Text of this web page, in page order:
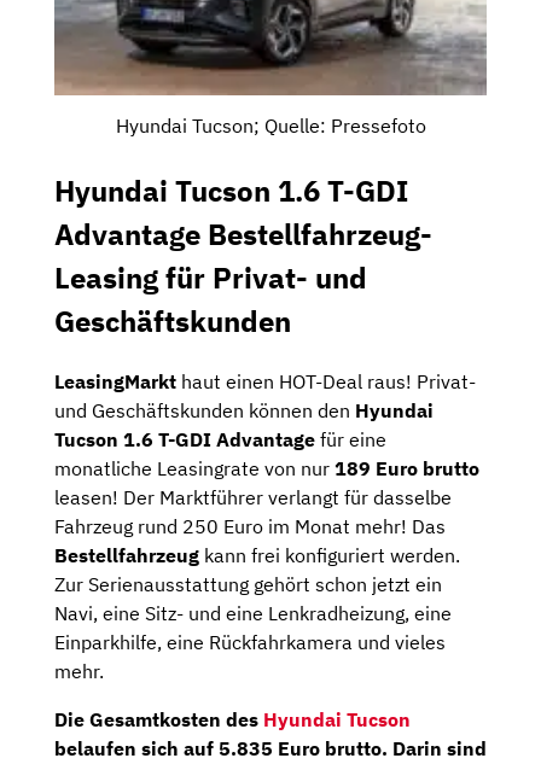
Hyundai Tucson; Quelle: Pressefoto
Hyundai Tucson 1.6 T-GDI
Advantage Bestellfahrzeug-
Leasing für Privat- und
Geschäftskunden
LeasingMarkt haut einen HOT-Deal raus! Privat-
und Geschäftskunden können den Hyundai
Tucson 1.6 T-GDI Advantage für eine
monatliche Leasingrate von nur 189 Euro brutto
leasen! Der Marktführer verlangt für dasselbe
Fahrzeug rund 250 Euro im Monat mehr! Das
Bestellfahrzeug kann frei konfiguriert werden.
Zur Serienausstattung gehört schon jetzt ein
Navi, eine Sitz- und eine Lenkradheizung, eine
Einparkhilfe, eine Rückfahrkamera und vieles
mehr.
Die Gesamtkosten des Hyundai Tucson
belaufen sich auf 5.835 Euro brutto. Darin sind